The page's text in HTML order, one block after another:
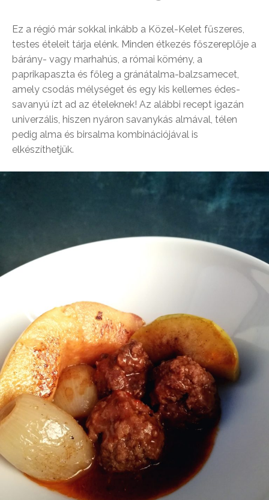
Ez a régió már sokkal inkább a Közel-Kelet fűszeres,
testes ételeit tárja elénk. Minden étkezés főszereplője a
bárány- vagy marhahús, a római kömény, a
paprikapaszta és főleg a gránátalma-balzsamecet,
amely csodás mélységet és egy kis kellemes édes-
savanyú ízt ad az ételeknek! Az alábbi recept igazán
univerzális, hiszen nyáron savanykás almával, télen
pedig alma és birsalma kombinációjával is
elkészíthetjük.